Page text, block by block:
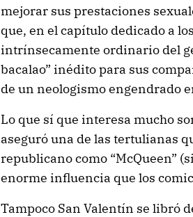
mejorar sus prestaciones
que, en el capítulo dedicado a
intrínsecamente ordinario del
bacalao” inédito para sus
de un neologismo engendrado
Lo que sí que interesa mucho
aseguró una de las tertulianas
republicano como “McQueen”
enorme influencia que los
Tampoco San Valentín se libró